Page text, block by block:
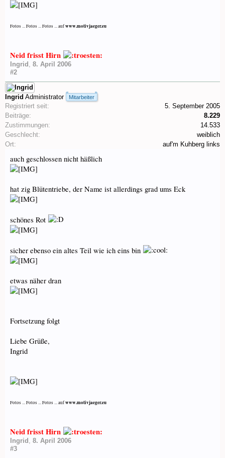
Fotos ... Fotos ... Fotos ... aufwww.motivjaeger.eu
Neid frisst Hirn
Ingrid , 8. April 2006
#2
Ingrid Administrator Mitarbeiter
Registriert seit:
5. September 2005
Beiträge:
8.229
Zustimmungen:
14.533
Geschlecht:
weiblich
Ort:
auf'm Kuhberg links
auch geschlossen nicht häßlich
hat zig Blütentriebe, der Name ist allerdings grad ums Eck
schönes Rot
sicher ebenso ein altes Teil wie ich eins bin
etwas näher dran
Fortsetzung folgt
Liebe Grüße,
Ingrid
Fotos ... Fotos ... Fotos ... aufwww.motivjaeger.eu
Neid frisst Hirn
Ingrid , 8. April 2006
#3